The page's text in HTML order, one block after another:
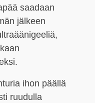
saadaan
jälkeen
ihon päällä
ruudulla